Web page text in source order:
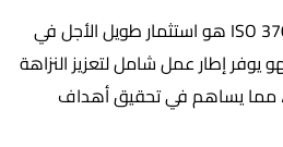
إن الحصول على مواصفة ISO 37001 هو استثمار طويل الأجل في
إطار عمل شامل لتعزيز النزاهة
مما يساهم في تحقيق أهداف